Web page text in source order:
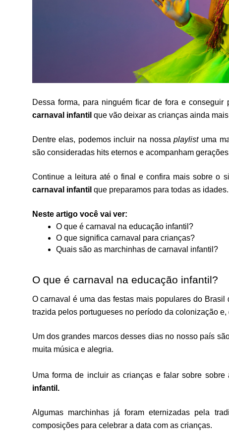
Dessa forma, para ninguém ficar de fora e conseguir
carnaval infantil que vão deixar as crianças ainda
Dentre elas, podemos incluir na nossa playlist uma
são consideradas hits eternos e acompanham
Continue a leitura até o final e confira mais sobre o
carnaval infantil que preparamos para todas as idades.
Neste artigo você vai ver:
O que é carnaval na educação infantil?
O que significa carnaval para crianças?
Quais são as marchinhas de carnaval infantil?
O que é carnaval na educação infantil?
O carnaval é uma das festas mais populares do
trazida pelos portugueses no período da colonização
Um dos grandes marcos desses dias no nosso país
muita música e alegria.
Uma forma de incluir as crianças e falar sobre
infantil.
Algumas marchinhas já foram eternizadas pela
composições para celebrar a data com as crianças.